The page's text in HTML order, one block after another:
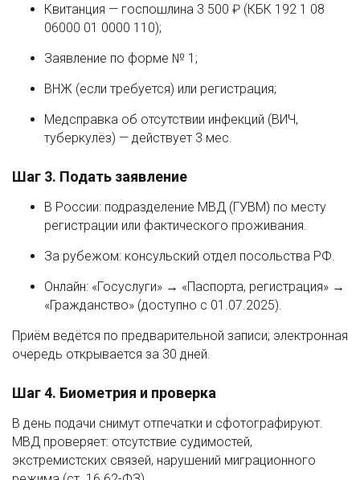
Квитанция — госпошлина 3 500 ₽ (КБК 192 1 08
06000 01 0000 110);
Заявление по форме № 1;
ВНЖ (если требуется) или регистрация;
Медсправка об отсутствии инфекций (ВИЧ,
туберкулёз) — действует 3 мес.
Шаг 3. Подать заявление
В России: подразделение МВД (ГУВМ) по месту
регистрации или фактического проживания.
За рубежом: консульский отдел посольства РФ.
Онлайн: «Госуслуги» → «Паспорта, регистрация» →
«Гражданство» (доступно с 01.07.2025).
Приём ведётся по предварительной записи; электронная
очередь открывается за 30 дней.
Шаг 4. Биометрия и проверка
В день подачи снимут отпечатки и сфотографируют.
МВД проверяет: отсутствие судимостей,
экстремистских связей, нарушений миграционного